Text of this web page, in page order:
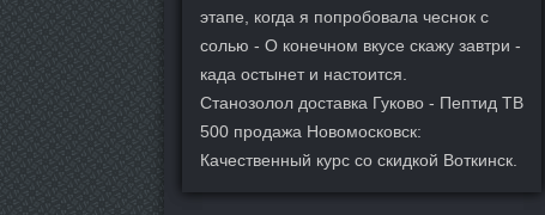
этапе, когда я попробовала чеснок с
солью - О конечном вкусе скажу завтри -
када остынет и настоится.
Станозолол доставка Гуково - Пептид TB
500 продажа Новомосковск:
Качественный курс со скидкой Воткинск.